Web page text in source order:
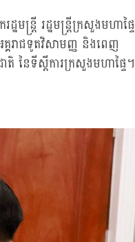
ត្រី រដ្ឋមន្ត្រីក្រសួងមហាផ្ទៃ
រាជទូតវិសាមញ្ញ និងពេញ
នៃទីស្តីការក្រសួងមហាផ្ទៃ។